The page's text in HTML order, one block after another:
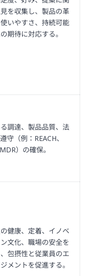
を収集し、製品の革
いやすさ、持続可能
期待に対応する。
調達、製品品質、法
守（例：REACH、
MDR）の確保。
健康、定着、イノベ
文化、職場の安全を
包摂性と従業員のエ
メントを促進する。